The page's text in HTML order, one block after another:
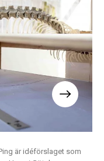
är idéförslaget som